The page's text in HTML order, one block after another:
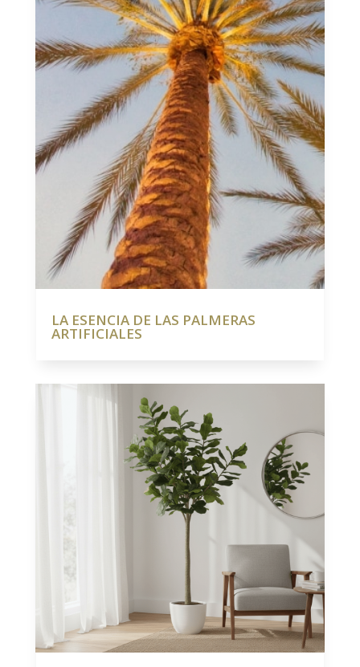
LA ESENCIA DE LAS PALMERAS
ARTIFICIALES